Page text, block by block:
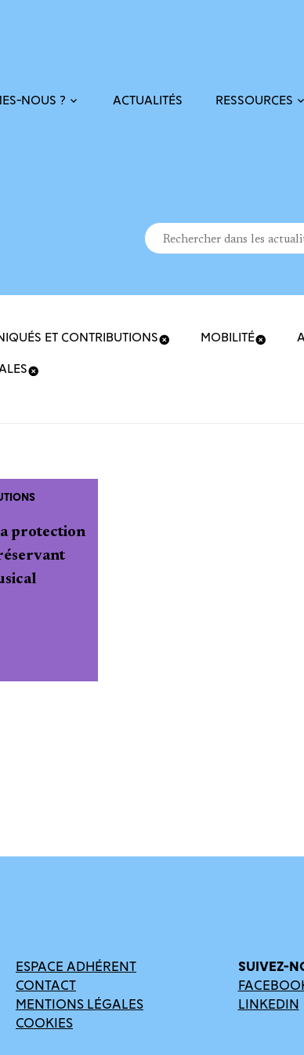
NOUS ? ACTUALITÉS RESSOURCES
Recherche
Rechercher dans les actualités
ET CONTRIBUTIONS MOBILITÉ
protection
ESPACE ADHÉRENT
CONTACT
MENTIONS LÉGALES
COOKIES
SUIVEZ-
LINKEDIN